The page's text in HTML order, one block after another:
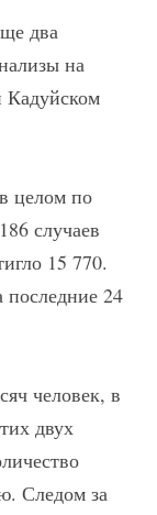
два
на
Кадуйском
целом по
случаев
15 770.
24
человек, в
двух
Следом за